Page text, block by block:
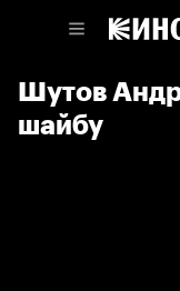
Шутов
шайбу